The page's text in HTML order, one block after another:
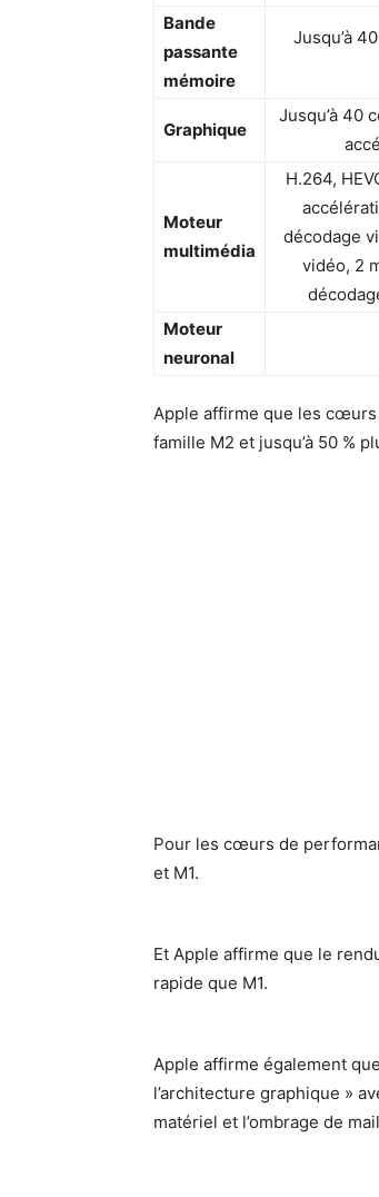
Bande
passante
mémoire
Jusqu’à
Graphique
Jusqu’à 40
Moteur
multimédia
H.264,
décodage
vidéo, 2
Moteur
neuronal
Apple affirme que les cœurs
famille M2 et jusqu’à 50 %
Pour les cœurs de
et M1.
Et Apple affirme que le
rapide que M1.
Apple affirme également
l’architecture graphique »
matériel et l’ombrage de